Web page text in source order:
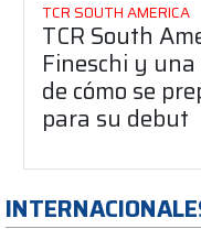
TCR SOUTH AMERICA
TCR South
Fineschi y
de cómo se
para su debut